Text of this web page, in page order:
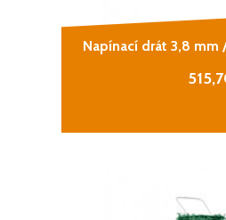
Napínací drát 3,8 mm